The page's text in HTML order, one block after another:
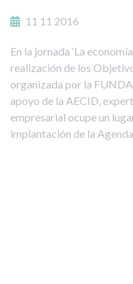
11 11 2016
En la jornada ‘La
realización de los
organizada por la
apoyo de la AECID,
empresarial ocupe un
implantación de la